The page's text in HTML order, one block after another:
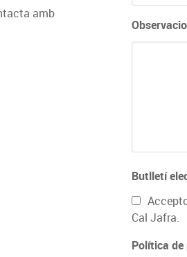
amb
Butlletí
Cal Jafra.
Política